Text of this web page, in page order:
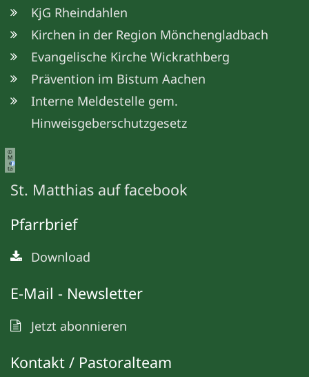
KjG Rheindahlen
Kirchen in der Region Mönchengladbach
Evangelische Kirche Wickrathberg
Prävention im Bistum Aachen
Interne Meldestelle gem.
Hinweisgeberschutzgesetz
©
M
e
ta
St. Matthias auf facebook
Pfarrbrief
Download
E-Mail - Newsletter
Jetzt abonnieren
Kontakt / Pastoralteam